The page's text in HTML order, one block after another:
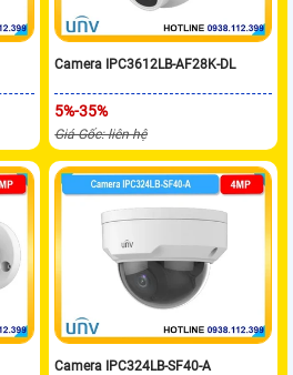
Camera IPC3612LB-AF28K-DL
5%-35%
Giá Gốc: liên hệ
Camera IPC324LB-SF40-A